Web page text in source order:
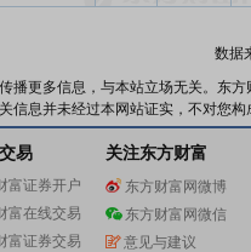
数据
播更多信息，与本站立场无关。东
信息并未经过本网站证实，不对您
易
富证券开户
富在线交易
富证券交易
关注东方财富
东方财富网微博
东方财富网微信
意见与建议